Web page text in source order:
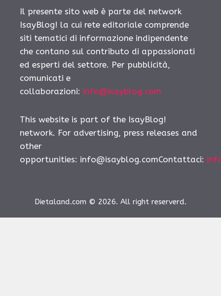
Il presente sito web è parte del network
IsayBlog! la cui rete editoriale comprende
siti tematici di informazione indipendente
che contano sul contributo di appassionati
ed esperti del settore. Per pubblicità,
comunicati e
collaborazioni: info@isayblog.com
This website is part of the IsayBlog!
network. For advertising, press releases and
other
opportunities: info@isayblog.comContattaci:
Dietaland.com © 2026. All right reserverd.